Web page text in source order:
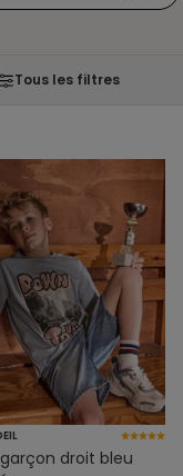
Tous les filtres
droit bleu